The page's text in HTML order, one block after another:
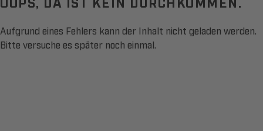
Aufgrund eines Fehlers kann der Inhalt nicht geladen werden.
Bitte versuche es später noch einmal.